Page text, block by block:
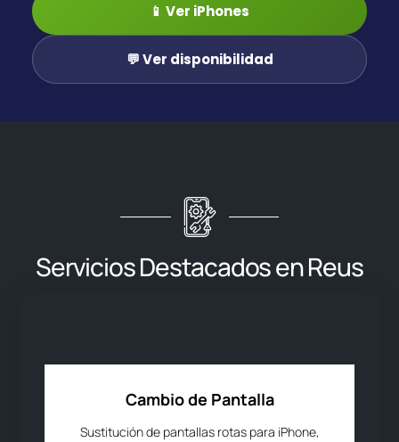
📱 Ver iPhones
💬 Ver disponibilidad
Servicios Destacados en Reus
Cambio de Pantalla
Sustitución de pantallas rotas para iPhone,